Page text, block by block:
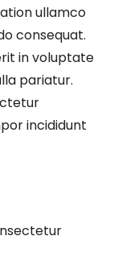
ullamco
consequat.
in voluptate
pariatur.
incididunt